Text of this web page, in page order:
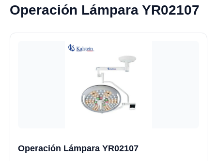
Operación Lámpara YR02107
Operación Lámpara YR02107